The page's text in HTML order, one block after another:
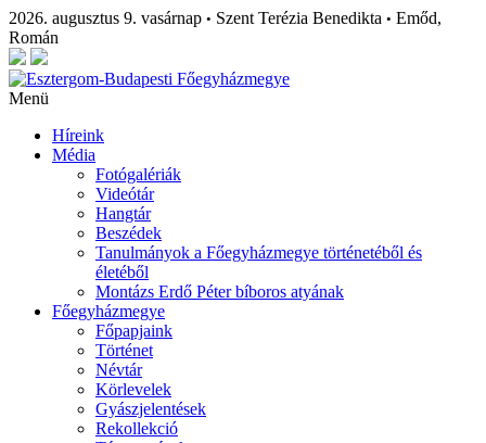
2026. augusztus 9. vasárnap • Szent Terézia Benedikta • Emőd,
Román
Menü
Híreink
Média
Fotógalériák
Videótár
Hangtár
Beszédek
Tanulmányok a Főegyházmegye történetéből és
életéből
Montázs Erdő Péter bíboros atyának
Főegyházmegye
Főpapjaink
Történet
Névtár
Körlevelek
Gyászjelentések
Rekollekció